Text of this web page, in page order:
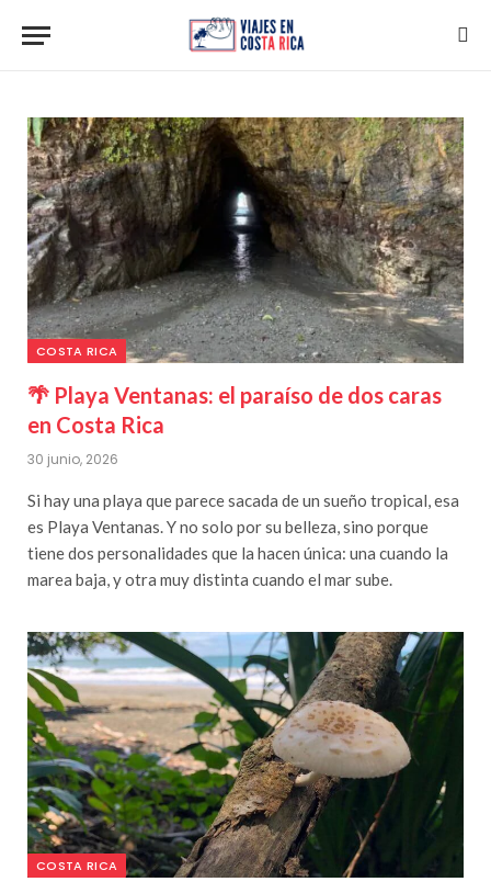
COSTA RICA
🌴 Playa Ventanas: el paraíso de dos caras
en Costa Rica
30 junio, 2026
Si hay una playa que parece sacada de un sueño tropical, esa
es Playa Ventanas. Y no solo por su belleza, sino porque
tiene dos personalidades que la hacen única: una cuando la
marea baja, y otra muy distinta cuando el mar sube.
COSTA RICA